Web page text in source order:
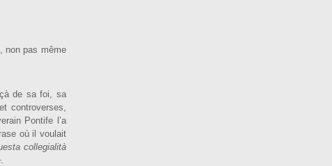
non pas même
de sa foi, sa
contro­verses,
Pontife l’a
où il voulait
collegialità